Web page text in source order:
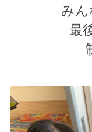
み
最